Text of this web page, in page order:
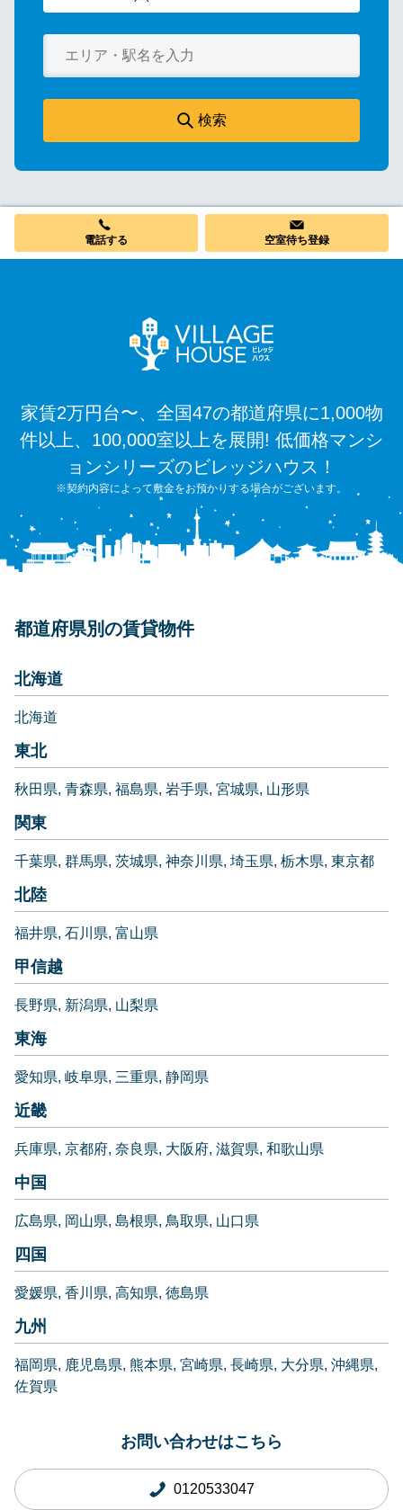
検索
電話する 空室待ち登録
家賃2万円台〜、全国47の都道府県に1,000物
件以上、100,000室以上を展開! 低価格マンシ
ョンシリーズのビレッジハウス！
※契約内容によって敷金をお預かりする場合がございます。
都道府県別の賃貸物件
北海道
北海道
東北
秋田県 青森県 福島県 岩手県 宮城県 山形県
関東
千葉県 群馬県 茨城県 神奈川県 埼玉県 栃木県 東京都
北陸
福井県 石川県 富山県
甲信越
長野県 新潟県 山梨県
東海
愛知県 岐阜県 三重県 静岡県
近畿
兵庫県 京都府 奈良県 大阪府 滋賀県 和歌山県
中国
広島県 岡山県 島根県 鳥取県 山口県
四国
愛媛県 香川県 高知県 徳島県
九州
福岡県 鹿児島県 熊本県 宮崎県 長崎県 大分県 沖縄県
佐賀県
お問い合わせはこちら
0120533047